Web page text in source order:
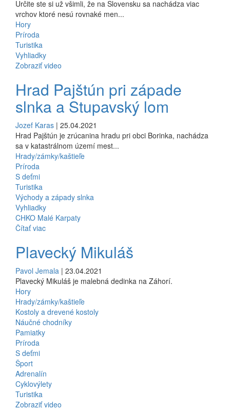
Určite ste si už všimli, že na Slovensku sa nachádza viac
vrchov ktoré nesú rovnaké men...
Hory
Príroda
Turistika
Vyhliadky
Zobraziť video
Hrad Pajštún pri západe
slnka a Stupavský lom
Jozef Karas | 25.04.2021
Hrad Pajštún je zrúcanina hradu pri obci Borinka, nachádza
sa v katastrálnom území mest...
Hrady/zámky/kaštieľe
Príroda
S deťmi
Turistika
Východy a západy slnka
Vyhliadky
CHKO Malé Karpaty
Čítať viac
Plavecký Mikuláš
Pavol Jemala | 23.04.2021
Plavecký Mikuláš je malebná dedinka na Záhorí.
Hory
Hrady/zámky/kaštieľe
Kostoly a drevené kostoly
Náučné chodníky
Pamiatky
Príroda
S deťmi
Šport
Adrenalín
Cyklovýlety
Turistika
Zobraziť video